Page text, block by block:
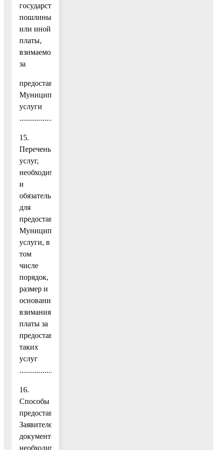
государственной
пошлины
или иной
платы,
взимаемой
за
предоставление
Муниципальной
услуги
.................................................................................................16
15.
Перечень
услуг,
необходимых
и
обязательных
для
предоставления
Муниципальной
услуги, в
том
числе
порядок,
размер и
основания
взимания
платы за
предоставление
таких
услуг
......................16
16.
Способы
предоставления
Заявителем
документов,
необходимых